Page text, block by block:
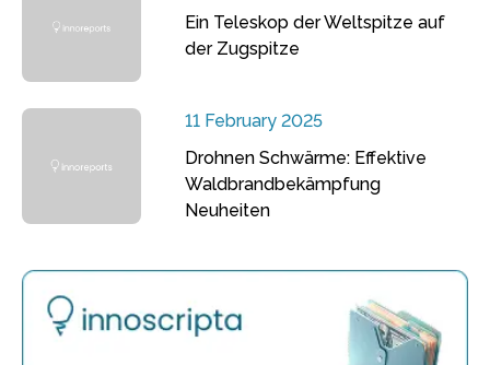
Ein Teleskop der Weltspitze auf
der Zugspitze
11 February 2025
Drohnen Schwärme: Effektive
Waldbrandbekämpfung
Neuheiten